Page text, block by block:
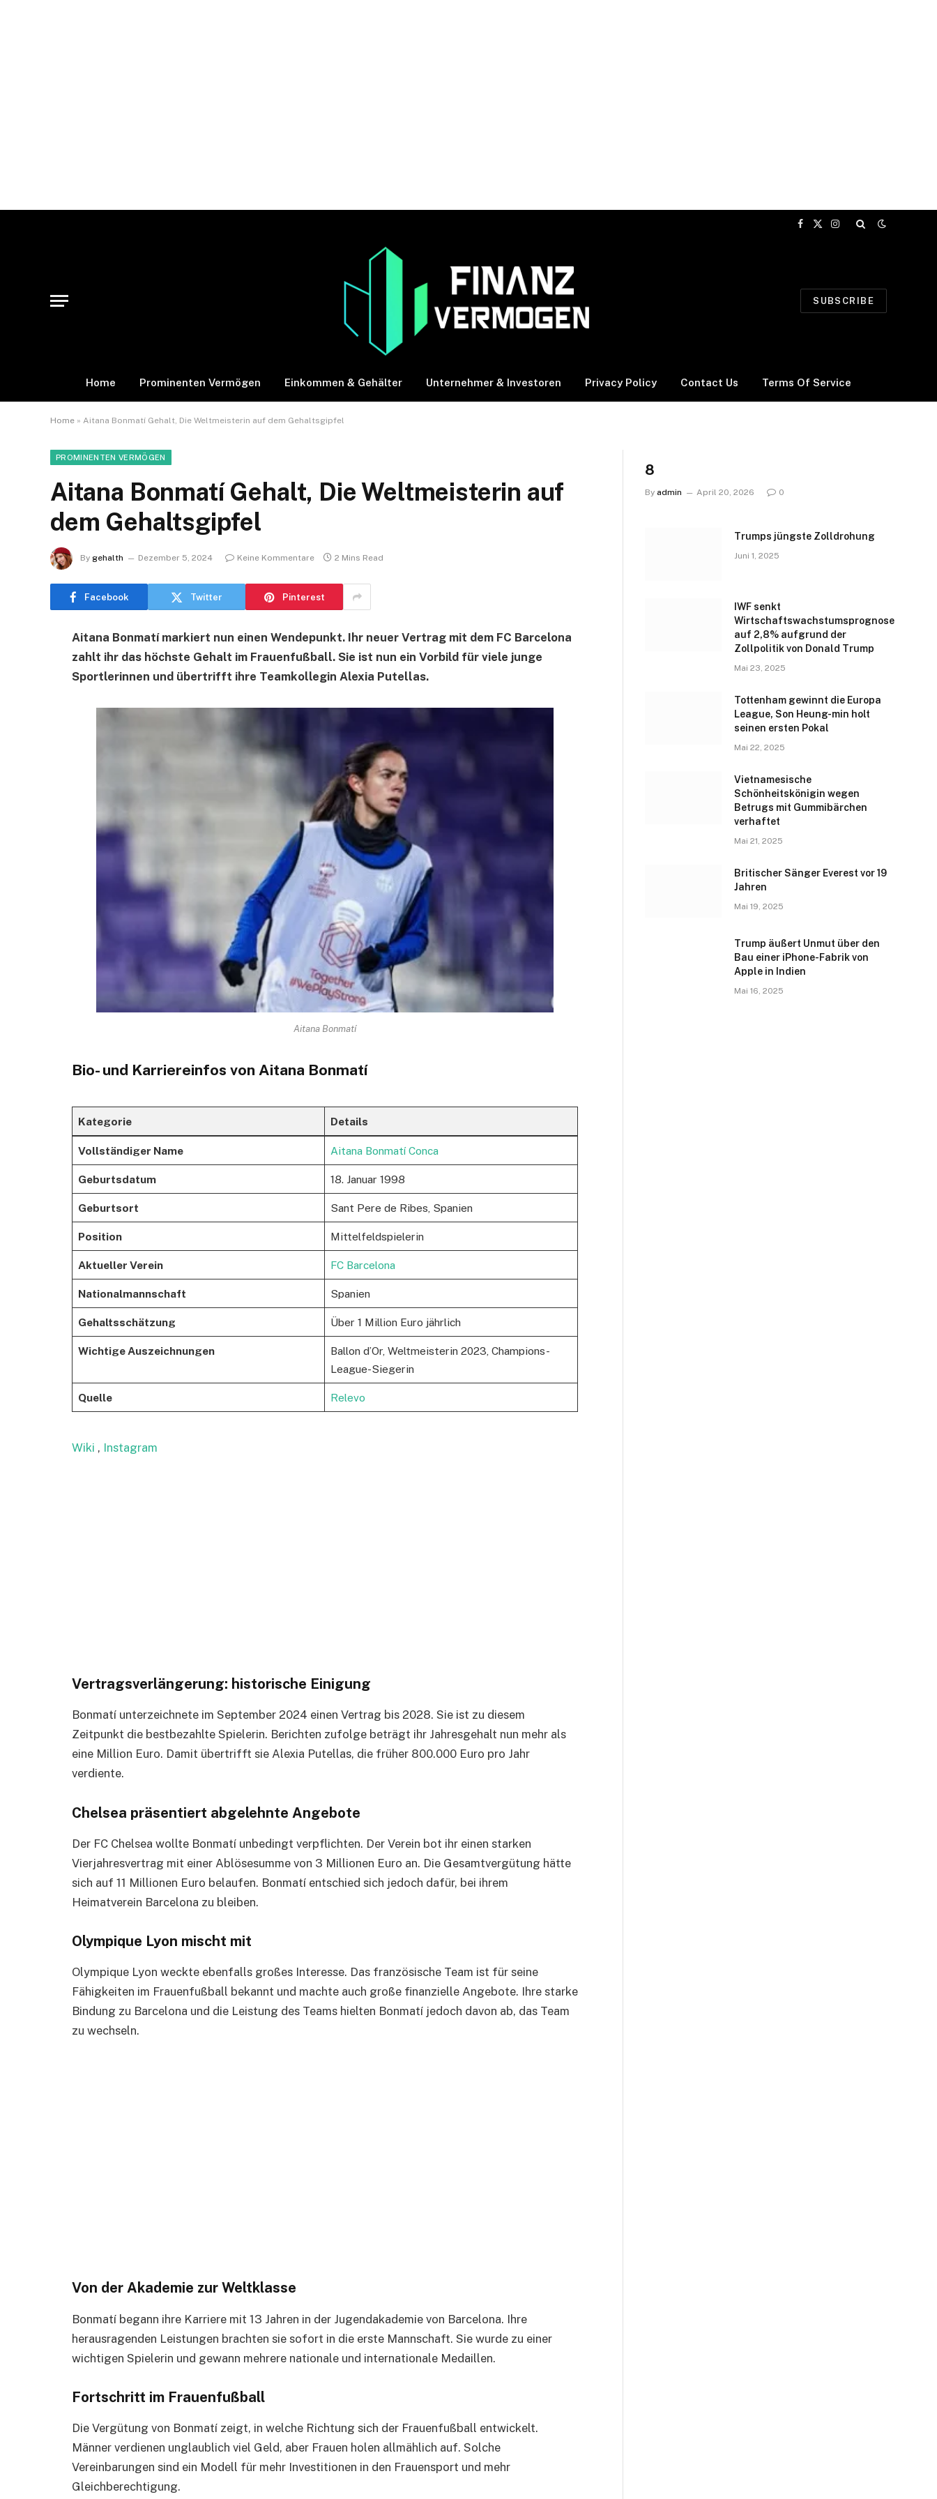
Facebook
X
Instagram
SUBSCRIBE
Home Prominenten Vermögen Einkommen & Gehälter Unternehmer & Investoren Privacy Policy Contact Us Terms Of Service
Home » Aitana Bonmatí Gehalt, Die Weltmeisterin auf dem Gehaltsgipfel
PROMINENTEN VERMÖGEN
Aitana Bonmatí Gehalt, Die Weltmeisterin auf
dem Gehaltsgipfel
By gehalth Dezember 5, 2024 Keine Kommentare 2 Mins Read
Facebook Twitter Pinterest
Aitana Bonmatí markiert nun einen Wendepunkt. Ihr neuer Vertrag mit dem FC Barcelona
zahlt ihr das höchste Gehalt im Frauenfußball. Sie ist nun ein Vorbild für viele junge
Sportlerinnen und übertrifft ihre Teamkollegin Alexia Putellas.
Aitana Bonmatí
Bio- und Karriereinfos von Aitana Bonmatí
Kategorie Details
Vollständiger Name Aitana Bonmatí Conca
Geburtsdatum 18. Januar 1998
Geburtsort Sant Pere de Ribes, Spanien
Position Mittelfeldspielerin
Aktueller Verein FC Barcelona
Nationalmannschaft Spanien
Gehaltsschätzung Über 1 Million Euro jährlich
Wichtige Auszeichnungen
Ballon d’Or, Weltmeisterin 2023, Champions-
League-Siegerin
Quelle Relevo
Wiki , Instagram
Vertragsverlängerung: historische Einigung
Bonmatí unterzeichnete im September 2024 einen Vertrag bis 2028. Sie ist zu diesem
Zeitpunkt die bestbezahlte Spielerin. Berichten zufolge beträgt ihr Jahresgehalt nun mehr als
eine Million Euro. Damit übertrifft sie Alexia Putellas, die früher 800.000 Euro pro Jahr
verdiente.
Chelsea präsentiert abgelehnte Angebote
Der FC Chelsea wollte Bonmatí unbedingt verpflichten. Der Verein bot ihr einen starken
Vierjahresvertrag mit einer Ablösesumme von 3 Millionen Euro an. Die Gesamtvergütung hätte
sich auf 11 Millionen Euro belaufen. Bonmatí entschied sich jedoch dafür, bei ihrem
Heimatverein Barcelona zu bleiben.
Olympique Lyon mischt mit
Olympique Lyon weckte ebenfalls großes Interesse. Das französische Team ist für seine
Fähigkeiten im Frauenfußball bekannt und machte auch große finanzielle Angebote. Ihre starke
Bindung zu Barcelona und die Leistung des Teams hielten Bonmatí jedoch davon ab, das Team
zu wechseln.
Von der Akademie zur Weltklasse
Bonmatí begann ihre Karriere mit 13 Jahren in der Jugendakademie von Barcelona. Ihre
herausragenden Leistungen brachten sie sofort in die erste Mannschaft. Sie wurde zu einer
wichtigen Spielerin und gewann mehrere nationale und internationale Medaillen.
Fortschritt im Frauenfußball
Die Vergütung von Bonmatí zeigt, in welche Richtung sich der Frauenfußball entwickelt.
Männer verdienen unglaublich viel Geld, aber Frauen holen allmählich auf. Solche
Vereinbarungen sind ein Modell für mehr Investitionen in den Frauensport und mehr
Gleichberechtigung.
8
By admin April 20, 2026 0
Trumps jüngste Zolldrohung
Juni 1, 2025
IWF senkt
Wirtschaftswachstumsprognose
auf 2,8% aufgrund der
Zollpolitik von Donald Trump
Mai 23, 2025
Tottenham gewinnt die Europa
League, Son Heung-min holt
seinen ersten Pokal
Mai 22, 2025
Vietnamesische
Schönheitskönigin wegen
Betrugs mit Gummibärchen
verhaftet
Mai 21, 2025
Britischer Sänger Everest vor 19
Jahren
Mai 19, 2025
Trump äußert Unmut über den
Bau einer iPhone-Fabrik von
Apple in Indien
Mai 16, 2025